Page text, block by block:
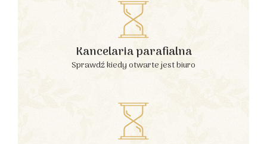
Kancelaria parafialna
Sprawdź kiedy otwarte jest biuro